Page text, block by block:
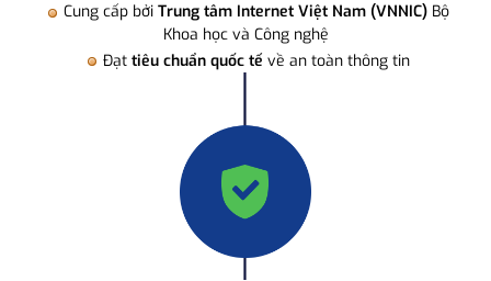
Cung cấp bởi Trung tâm Internet Việt Nam (VNNIC) Bộ
Khoa học và Công nghệ
Đạt tiêu chuẩn quốc tế về an toàn thông tin